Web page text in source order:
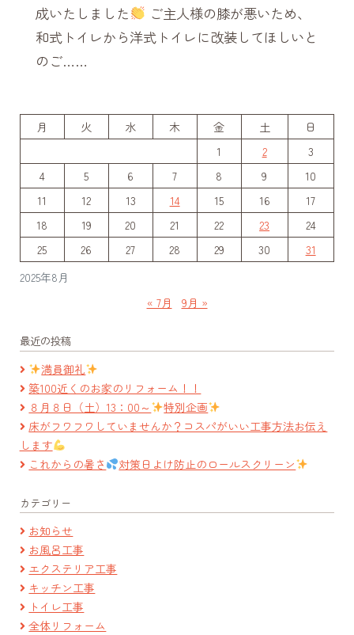
成いたしました
ご主人様の膝が悪いため、
和式トイレから洋式トイレに改装してほしいと
のご……
2025年8月
月 火 水 木 金 土
日
1
2
3
4
5 6 7 8 9
10
11
12 13 14 15 16
17
18
19 20 21 22 23
24
25
26 27 28 29 30 31
« 7月 9月 »
最近の投稿
満員御礼
築100近くのお家のリフォーム！！
８月８日（土）13：00～
特別企画
床がフワフワしていませんか？コスパがいい工事方法お伝え
します
これからの暑さ
対策日よけ防止のロールスクリーン
カテゴリー
お知らせ
お風呂工事
エクステリア工事
キッチン工事
トイレ工事
全体リフォーム